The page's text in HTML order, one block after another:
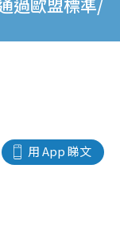
過歐盟標準/
用 App 睇文